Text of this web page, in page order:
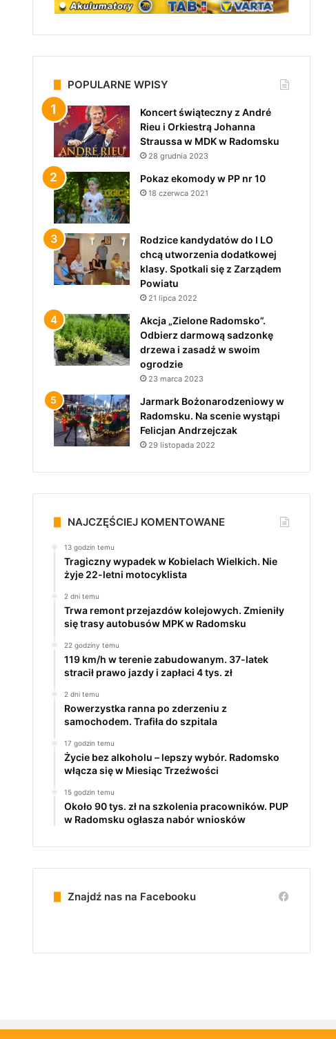
POPULARNE WPISY
Koncert świąteczny z André
Rieu i Orkiestrą Johanna
Straussa w MDK w Radomsku
28 grudnia 2023
Pokaz ekomody w PP nr 10
18 czerwca 2021
Rodzice kandydatów do I LO
chcą utworzenia dodatkowej
klasy. Spotkali się z Zarządem
Powiatu
21 lipca 2022
Akcja „Zielone Radomsko”.
Odbierz darmową sadzonkę
drzewa i zasadź w swoim
ogrodzie
23 marca 2023
Jarmark Bożonarodzeniowy w
Radomsku. Na scenie wystąpi
Felicjan Andrzejczak
29 listopada 2022
NAJCZĘŚCIEJ KOMENTOWANE
13 godzin temu
Tragiczny wypadek w Kobielach Wielkich. Nie
żyje 22-letni motocyklista
2 dni temu
Trwa remont przejazdów kolejowych. Zmieniły
się trasy autobusów MPK w Radomsku
22 godziny temu
119 km/h w terenie zabudowanym. 37-latek
stracił prawo jazdy i zapłaci 4 tys. zł
2 dni temu
Rowerzystka ranna po zderzeniu z
samochodem. Trafiła do szpitala
17 godzin temu
Życie bez alkoholu – lepszy wybór. Radomsko
włącza się w Miesiąc Trzeźwości
15 godzin temu
Około 90 tys. zł na szkolenia pracowników. PUP
w Radomsku ogłasza nabór wniosków
Znajdź nas na Facebooku